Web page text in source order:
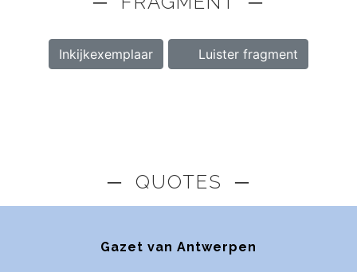
Inkijkexemplaar Luister fragment
─ QUOTES ─
Gazet van Antwerpen